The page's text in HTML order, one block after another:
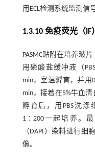
用ECL检测系统监测信号
1.3.10 免疫荧光（IF）
PASMC贴附在培养玻
用磷酸盐缓冲液（
min，室温孵育，并用
min，接着在5%牛血
孵育后，用PBS洗涤
1∶200一起培养。
（DAPI）染料进行
像。